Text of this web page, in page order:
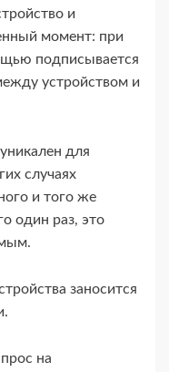
и
момент: при
подписывается
устройством и
для
случаях
и того же
один раз, это
заносится
на